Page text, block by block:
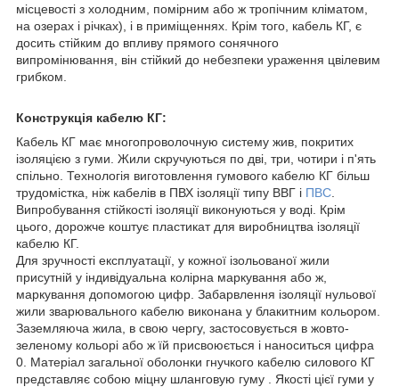
місцевості з холодним, помірним або ж тропічним кліматом,
на озерах і річках), і в приміщеннях. Крім того, кабель КГ, є
досить стійким до впливу прямого сонячного
випромінювання, він стійкий до небезпеки ураження цвілевим
грибком.
Конструкція кабелю КГ:
Кабель КГ має многопроволочную систему жив, покритих
ізоляцією з гуми. Жили скручуються по дві, три, чотири і п'ять
спільно. Технологія виготовлення гумового кабелю КГ більш
трудомістка, ніж кабелів в ПВХ ізоляції типу ВВГ і ПВС
Випробування стійкості ізоляції виконуються у воді. Крім
цього, дорожче коштує пластикат для виробництва ізоляції
кабелю КГ.
Для зручності експлуатації, у кожної ізольованої жили
присутній у індивідуальна колірна маркування або ж,
маркування допомогою цифр. Забарвлення ізоляції нульової
жили зварювального кабелю виконана у блакитним кольором.
Заземляюча жила, в свою чергу, застосовується в жовто-
зеленому кольорі або ж їй присвоюється і наноситься цифра
0. Матеріал загальної оболонки гнучкого кабелю силового КГ
представляє собою міцну шланговую гуму . Якості цієї гуми у